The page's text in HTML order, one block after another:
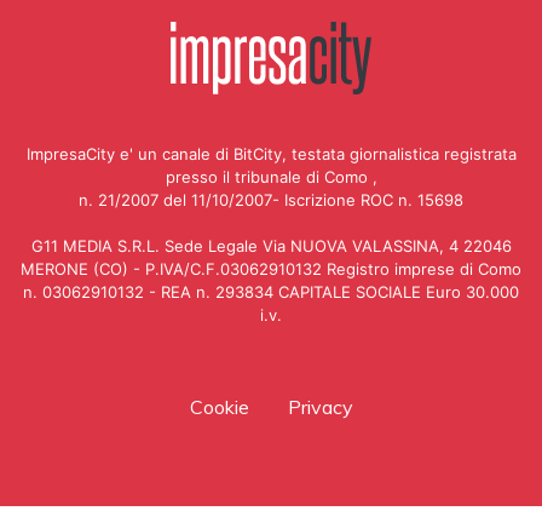
ImpresaCity e' un canale di BitCity, testata giornalistica registrata
presso il tribunale di Como ,
n. 21/2007 del 11/10/2007- Iscrizione ROC n. 15698
G11 MEDIA S.R.L. Sede Legale Via NUOVA VALASSINA, 4 22046
MERONE (CO) - P.IVA/C.F.03062910132 Registro imprese di Como
n. 03062910132 - REA n. 293834 CAPITALE SOCIALE Euro 30.000
i.v.
Cookie Privacy